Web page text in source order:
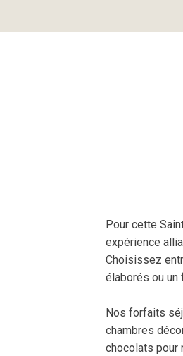
Pour cette
expérience
Choisissez
élaborés ou un
Nos forfaits
chambres
chocolats pour